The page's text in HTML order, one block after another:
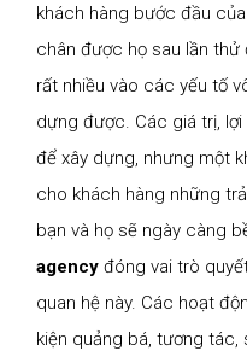
khách hàng bước đầu
chân được họ sau lần
rất nhiều vào các yếu tố
dựng được. Các giá trị,
để xây dựng, nhưng một
cho khách hàng những
bạn và họ sẽ ngày càng
agency đóng vai trò
quan hệ này. Các hoạt
kiện quảng bá, tương